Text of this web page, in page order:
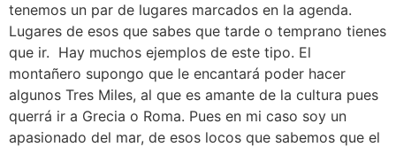
tenemos un par de lugares marcados en la agenda.
Lugares de esos que sabes que tarde o temprano tienes
que ir. Hay muchos ejemplos de este tipo. El
montañero supongo que le encantará poder hacer
algunos Tres Miles, al que es amante de la cultura pues
querrá ir a Grecia o Roma. Pues en mi caso soy un
apasionado del mar, de esos locos que sabemos que el